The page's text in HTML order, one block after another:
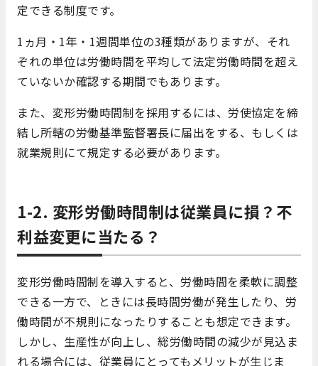
定できる制度です。
1ヵ月・1年・1週間単位の3種類がありますが、それ
ぞれの単位は労働時間を平均して法定労働時間を超え
ていないか確認する期間でもあります。
また、変形労働時間制を採用するには、労使協定を締
結し所轄の労働基準監督署長に届出をする、もしくは
就業規則にて規定する必要があります。
1-2. 変形労働時間制は従業員に損？不
利益変更に当たる？
変形労働時間制を導入すると、労働時間を柔軟に調整
できる一方で、ときには長時間労働が発生したり、労
働時間が不規則になったりすることも想定できます。
しかし、生産性が向上し、総労働時間の減少が見込ま
れる場合には、従業員にとってもメリットが生じま